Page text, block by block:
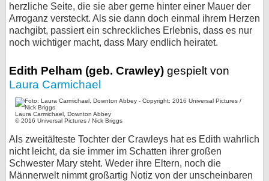
herzliche Seite, die sie aber gerne hinter einer Mauer der
Arroganz versteckt. Als sie dann doch einmal ihrem Herzen
nachgibt, passiert ein schreckliches Erlebnis, dass es nur
noch wichtiger macht, dass Mary endlich heiratet.
Edith Pelham (geb. Crawley) gespielt von
Laura Carmichael
Laura Carmichael, Downton Abbey
© 2016 Universal Pictures / Nick Briggs
Als zweitälteste Tochter der Crawleys hat es Edith wahrlich
nicht leicht, da sie immer im Schatten ihrer großen
Schwester Mary steht. Weder ihre Eltern, noch die
Männerwelt nimmt großartig Notiz von der unscheinbaren